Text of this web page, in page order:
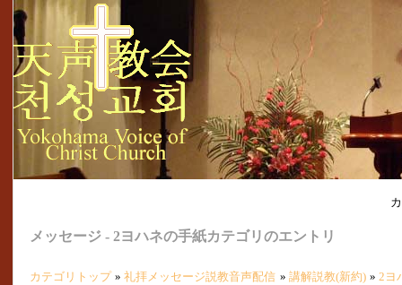
メッセージ - 2ヨハネの手紙カテゴリのエントリ
カテゴリトップ »礼拝メッセージ説教音声配信 » 講解説教(新約) » 2ヨ